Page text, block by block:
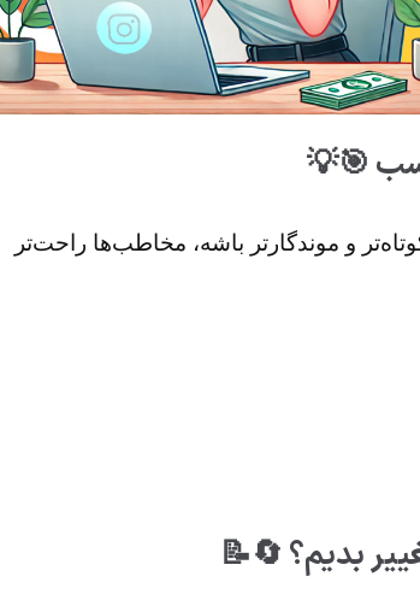
و موندگارتر باشه، مخاطب‌ها راحت‌تر